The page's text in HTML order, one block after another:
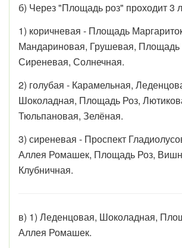
б) Через "Площадь роз" проходит 3
1) коричневая - Площадь
Мандариновая, Грушевая, Площадь
Сиреневая, Солнечная.
2) голубая - Карамельная,
Шоколадная, Площадь Роз,
Тюльпановая, Зелёная.
3) сиреневая - Проспект
Аллея Ромашек, Площадь Роз,
Клубничная.
в) 1) Леденцовая, Шоколадная,
Аллея Ромашек.